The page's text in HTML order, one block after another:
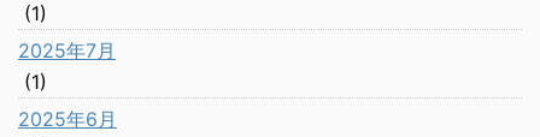
(1)
2025年7月
(1)
2025年6月